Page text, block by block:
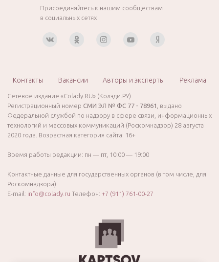
Присоединяйтесь к нашим сообществам
в социальных сетях
Контакты Вакансии Авторы и эксперты Реклама
Сетевое издание «Colady.RU» (Колэди.РУ)
Регистрационный номер СМИ ЭЛ № ФС 77 - 78961
, выдано
Федеральной службой по надзору в сфере связи, информационных
технологий и массовых коммуникаций (Роскомнадзор) 28 августа
2020 года. Возрастная категория сайта: 16+
Время работы редакции: пн — пт, 10:00 — 19:00
Контактные данные для государственных органов (в том числе, для
Роскомнадзора):
E-mail: info@colady.ru Телефон: +7 (911) 761-00-27